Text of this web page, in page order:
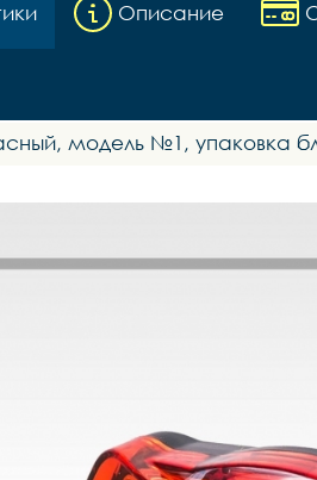
Описание
модель №1, упаковка